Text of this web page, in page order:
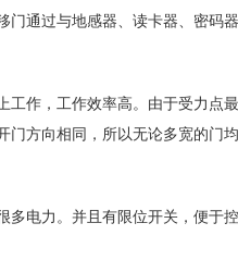
通过与地感器、读卡器、密码
作，工作效率高。由于受力点
方向相同，所以无论多宽的门
电力。并且有限位开关，便于